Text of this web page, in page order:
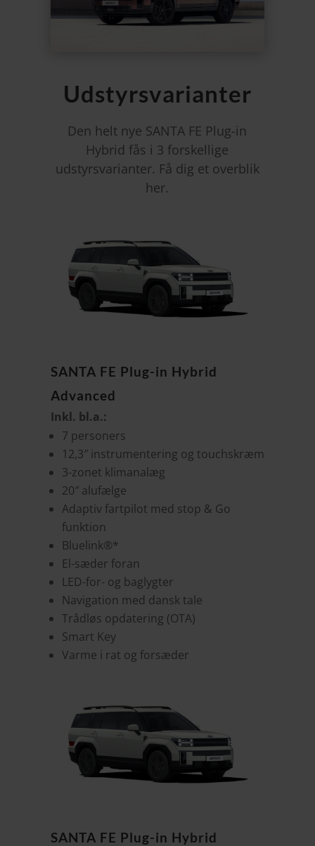
Udstyrsvarianter
Den helt nye SANTA FE Plug-in
Hybrid fås i 3 forskellige
udstyrsvarianter. Få dig et overblik
her.
SANTA FE Plug-in Hybrid
Advanced
Inkl. bl.a.:
7 personers
12,3″ instrumentering og touchskræm
3-zonet klimanalæg
20″ alufælge
Adaptiv fartpilot med stop & Go
funktion
Bluelink®*
El-sæder foran
LED-for- og baglygter
Navigation med dansk tale
Trådløs opdatering (OTA)
Smart Key
Varme i rat og forsæder
SANTA FE Plug-in Hybrid